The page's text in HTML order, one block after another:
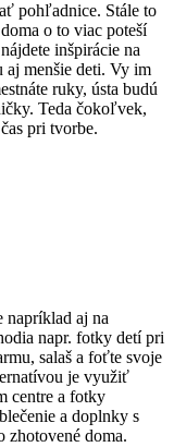
pohľadnice. Stále to
o to viac poteší
inšpirácie na
aj menšie deti. Vy im
ruky, ústa budú
Teda čokoľvek,
pri tvorbe.
napríklad aj na
napr. fotky detí pri
salaš a foťte svoje
je využiť
centre a fotky
a doplnky s
zhotovené doma.